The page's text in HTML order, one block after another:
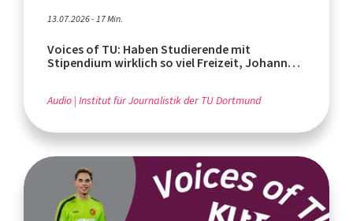
13.07.2026 - 17 Min.
Voices of TU: Haben Studierende mit
Stipendium wirklich so viel Freizeit, Johannes
Audio Institut für Journalistik der TU Dortmund